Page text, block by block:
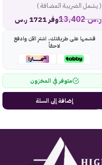
( يشمل الضريبة المضافة )
ر.س13,402 وفر 1721 ر.س
قسّمها على طريقتك، اشترِ الآن وادفع
لاحقاً
متوفر في المخزون
إضافة إلى السلة